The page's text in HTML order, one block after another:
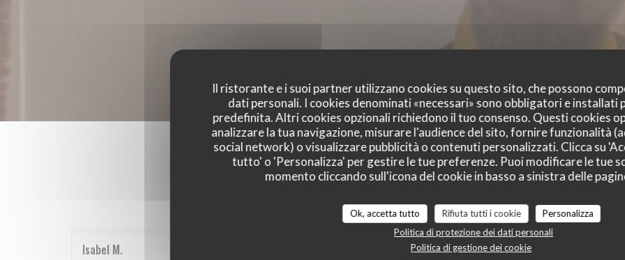
Il ristorante e i suoi partner utilizzano cookies su questo sito, che possono
dati personali. I cookies denominati «necessari» sono obbligatori e installati
predefinita. Altri cookies opzionali richiedono il tuo consenso. Questi cookies
analizzare la tua navigazione, misurare l'audience del sito, fornire funzionalità
social network) o visualizzare pubblicità o contenuti personalizzati. Clicca su
tutto' o 'Personalizza' per gestire le tue preferenze. Puoi modificare le tue
momento cliccando sull'icona del cookie in basso a sinistra delle
Ok, accetta tutto Rifiuta tutti i cookie
Personalizza
Politica di protezione dei dati personali
Politica di gestione dei cookie
I pareri dei nostri clienti
Isabel M